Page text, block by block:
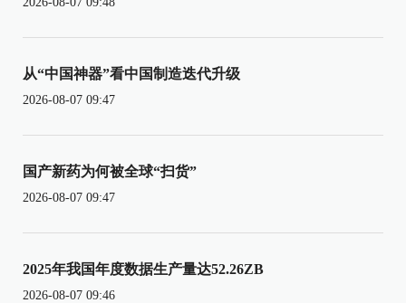
从“中国神器”看中国制造迭代升级
2026-08-07 09:47
国产新药为何被全球“扫货”
2026-08-07 09:47
2025年我国年度数据生产量达52.26ZB
2026-08-07 09:46